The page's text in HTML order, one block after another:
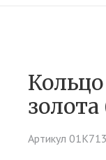
золота
Артикул